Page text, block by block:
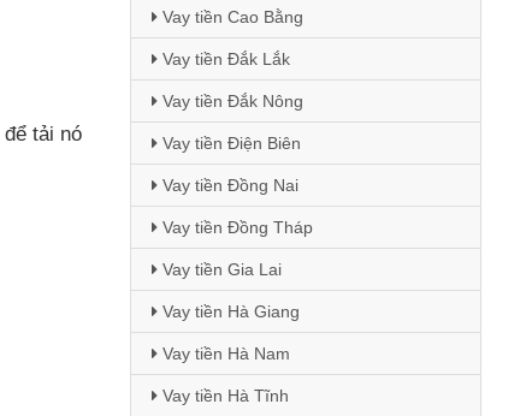
để tải nó
Vay tiền Cao Bằng
Vay tiền Đắk Lắk
Vay tiền Đắk Nông
Vay tiền Điện Biên
Vay tiền Đồng Nai
Vay tiền Đồng Tháp
Vay tiền Gia Lai
Vay tiền Hà Giang
Vay tiền Hà Nam
Vay tiền Hà Tĩnh